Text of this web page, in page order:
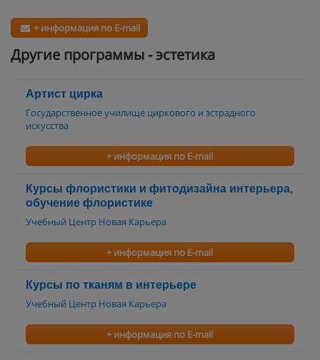
+ информация по E-mail
Другие программы - эстетика
Артист цирка
Государственное училище циркового и эстрадного
искусства
+ информация по E-mail
Курсы флористики и фитодизайна интерьера,
обучение флористике
Учебный Центр Новая Карьера
+ информация по E-mail
Курсы по тканям в интерьере
Учебный Центр Новая Карьера
+ информация по E-mail